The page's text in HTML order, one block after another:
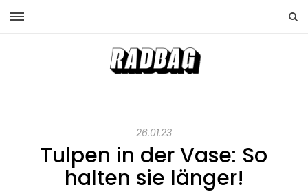
26.01.23
Tulpen in der Vase: So
halten sie länger!